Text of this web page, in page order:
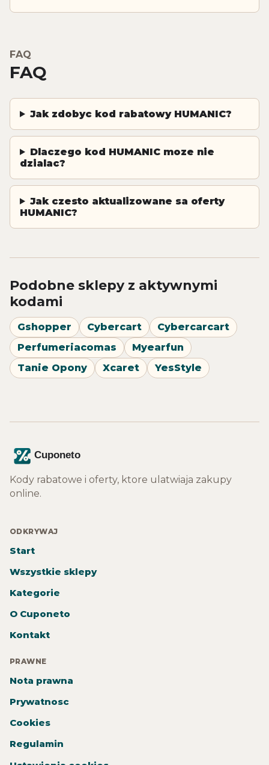
FAQ
FAQ
Jak zdobyc kod rabatowy HUMANIC?
Dlaczego kod HUMANIC moze nie
dzialac?
Jak czesto aktualizowane sa oferty
HUMANIC?
Podobne sklepy z aktywnymi
kodami
Gshopper Cybercart
Cybercarcart
Perfumeriacomas
Myearfun
Tanie Opony
Xcaret YesStyle
Kody rabatowe i oferty, ktore ulatwiaja zakupy
online.
ODKRYWAJ
Start
Wszystkie sklepy
Kategorie
O Cuponeto
Kontakt
PRAWNE
Nota prawna
Prywatnosc
Cookies
Regulamin